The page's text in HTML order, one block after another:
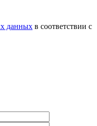
данных в соответствии с